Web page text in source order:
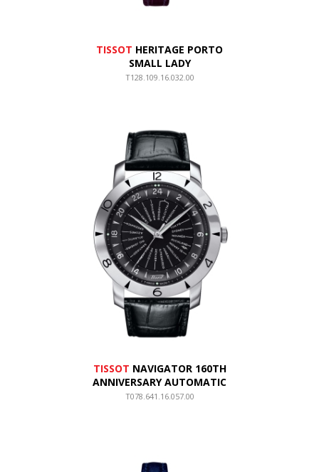
TISSOT HERITAGE PORTO
SMALL LADY
T128.109.16.032.00
TISSOT NAVIGATOR 160TH
ANNIVERSARY AUTOMATIC
T078.641.16.057.00